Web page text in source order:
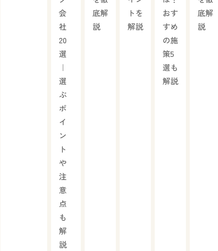
会
社
20
選
｜
選
ぶ
ポ
イ
ン
ト
や
注
意
点
も
解
説
底解
説
トを
解説
おす
すめ
の施
策5
選も
解説
底解
説